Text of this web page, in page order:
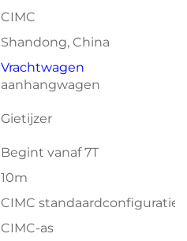
CIMC
Shandong, China
Vrachtwagen
aanhangwagen
Gietijzer
Begint vanaf 7T
10m
CIMC standaardconfiguratie
CIMC-as